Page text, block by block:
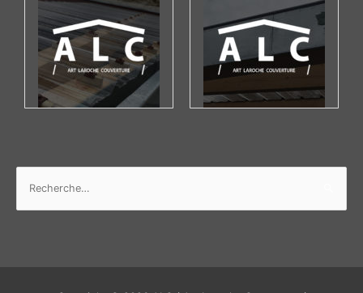
Rechercher :